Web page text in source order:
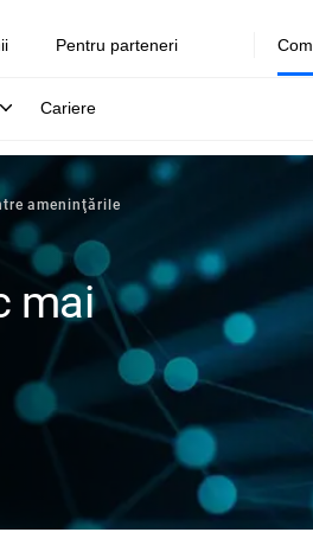
Pentru parteneri
Cariere
ameninţările
mai